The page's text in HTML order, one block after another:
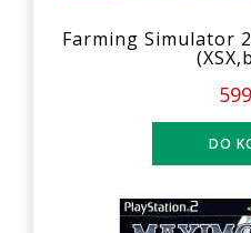
Farming Simulator